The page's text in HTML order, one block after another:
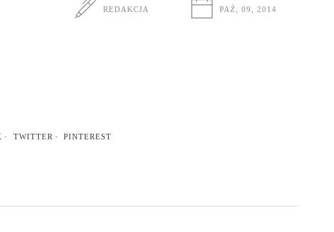
REDAKCJA PAŹ, 09, 2014
TWITTER PINTEREST